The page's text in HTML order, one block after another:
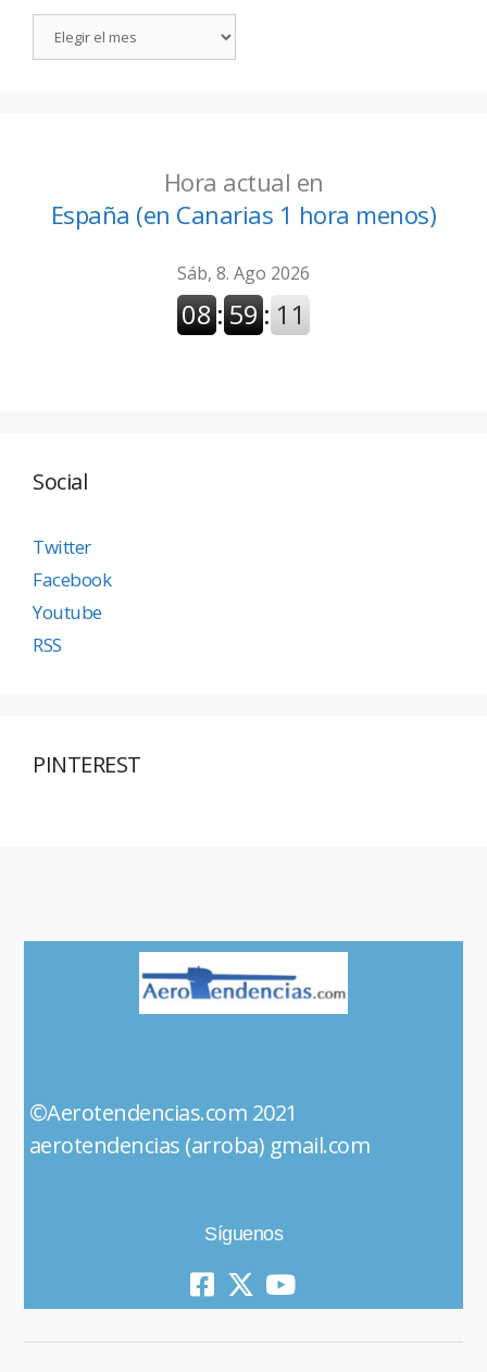
Hora actual en
España (en Canarias 1 hora menos)
Social
Twitter
Facebook
Youtube
RSS
PINTEREST
©Aerotendencias.com 2021
aerotendencias (arroba) gmail.com
Síguenos